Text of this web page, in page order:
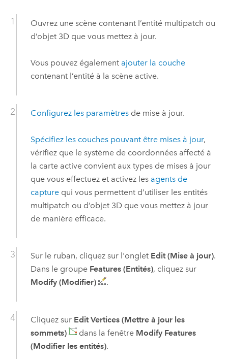
Ouvrez une scène contenant l’entité multipatch ou
d’objet 3D que vous mettez à jour.
Vous pouvez également ajouter la couche
contenant l’entité à la scène active.
Configurez les paramètresde mise à jour.
Spécifiez les couches pouvant être mises à jour,
vérifiez que le système de coordonnées affecté à
la carte active convient aux types de mises à jour
que vous effectuez et activez les agents de
capturequi vous permettent d’utiliser les entités
multipatch ou d’objet 3D que vous mettez à jour
de manière efficace.
Sur le ruban, cliquez sur l'onglet Edit (Mise à jour).
Dans le groupe Features (Entités), cliquez sur
Modify (Modifier)
.
Cliquez sur Edit Vertices (Mettre à jour les
sommets)
dans la fenêtre Modify Features
(Modifier les entités).